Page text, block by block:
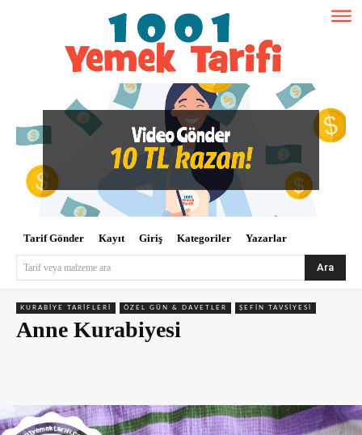
Tarif Gönder Kayıt Giriş Kategoriler Yazarlar
Tarif veya malzeme ara Ara
KURABIYE TARIFLERI ÖZEL GÜN & DAVETLER ŞEFIN TAVSIYESI
Anne Kurabiyesi